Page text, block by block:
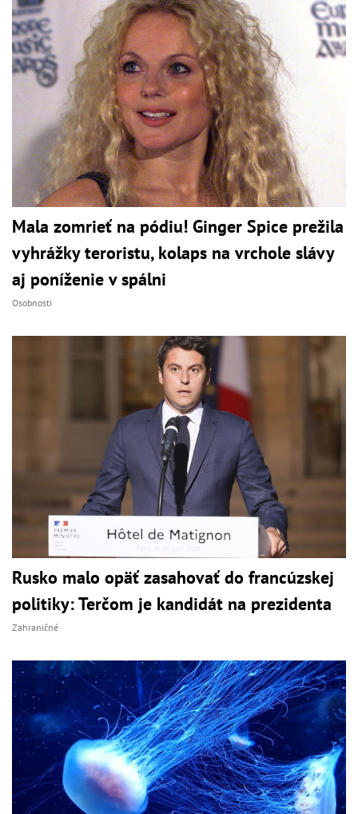
Mala zomrieť na pódiu! Ginger Spice prežila
vyhrážky teroristu, kolaps na vrchole slávy
aj poníženie v spálni
Osobnosti
Rusko malo opäť zasahovať do francúzskej
politiky: Terčom je kandidát na prezidenta
Zahraničné